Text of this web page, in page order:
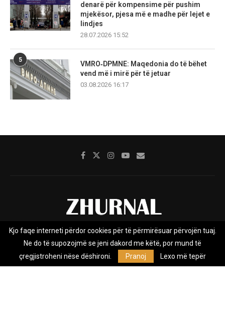
denarë për kompensime për pushim
mjekësor, pjesa më e madhe për lejet e
lindjes
28.07.2026 15:52
5
VMRO‑DPMNE: Maqedonia do të bëhet
vend më i mirë për të jetuar
03.08.2026 16:17
Rreth nesh Impresumi Marketing
Privacy Policy
Zhurnal.mk është Agjenci e Lajmeve e pavarur, e themeluar në vitin
Kjo faqe interneti përdor cookies për të përmirësuar përvojën tuaj.
Ne do të supozojmë se jeni dakord me këtë, por mund të
çregjistroheni nëse dëshironi.
Pranoj Lexo më tepër